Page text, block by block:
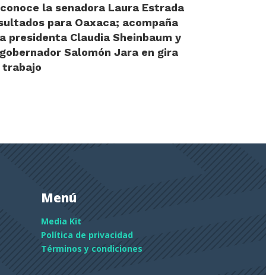
la senadora Laura Estrada
para Oaxaca; acompaña
presidenta Claudia Sheinbaum y
Salomón Jara en gira
trabajo
Menú
Media Kit
Política de privacidad
Términos y condiciones